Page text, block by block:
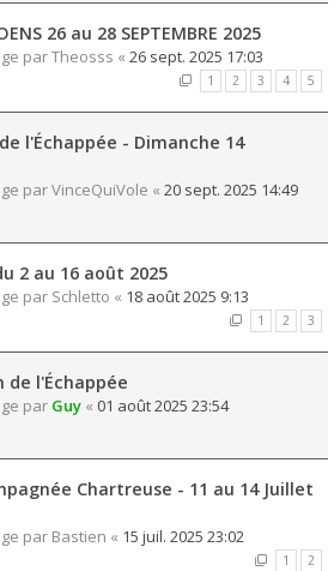
26 au 28 SEPTEMBRE 2025
parTheosss « 26 sept. 2025 17:03
1 2 3 4 5
l'Échappée - Dimanche 14
parVinceQuiVole « 20 sept. 2025 14:49
2 au 16 août 2025
par Schletto « 18 août 2025 9:13
1 2 3
de l'Échappée
par Guy « 01 août 2025 23:54
Chartreuse - 11 au 14 Juillet
par Bastien « 15 juil. 2025 23:02
1 2